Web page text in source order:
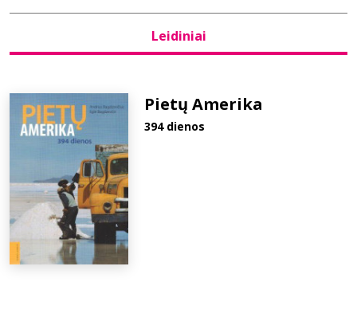
Naujienos
Bibliotekoms
D.U.K.
Leidiniai
Pietų Amerika
394 dienos